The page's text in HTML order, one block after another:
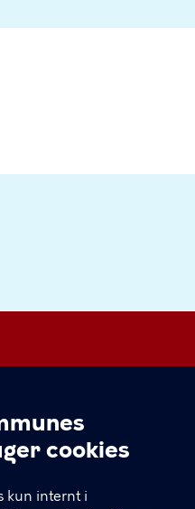
cookies
kun internt i44, 1705